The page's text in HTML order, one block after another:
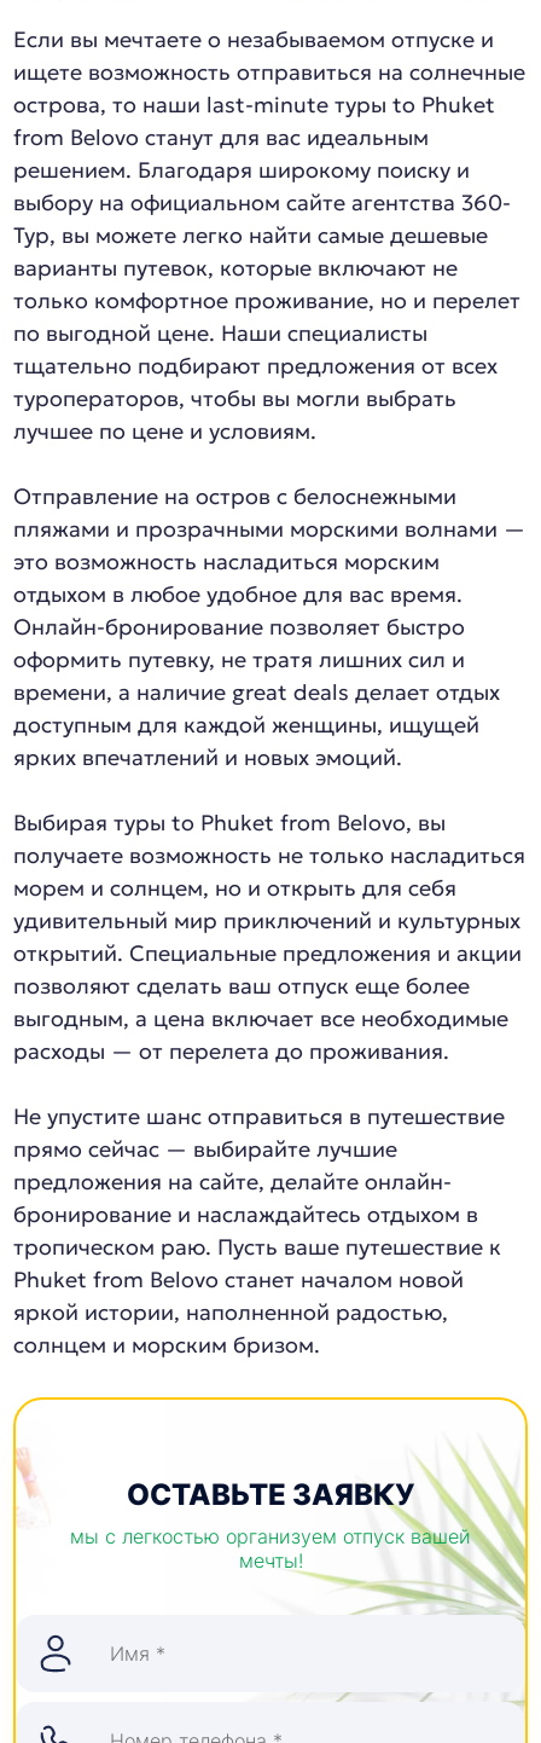
Если вы мечтаете о незабываемом отпуске и
ищете возможность отправиться на солнечные
острова, то наши last-minute туры to Phuket
from Belovo станут для вас идеальным
решением. Благодаря широкому поиску и
выбору на официальном сайте агентства 360-
Тур, вы можете легко найти самые дешевые
варианты путевок, которые включают не
только комфортное проживание, но и перелет
по выгодной цене. Наши специалисты
тщательно подбирают предложения от всех
туроператоров, чтобы вы могли выбрать
лучшее по цене и условиям.
Отправление на остров с белоснежными
пляжами и прозрачными морскими волнами —
это возможность насладиться морским
отдыхом в любое удобное для вас время.
Онлайн-бронирование позволяет быстро
оформить путевку, не тратя лишних сил и
времени, а наличие great deals делает отдых
доступным для каждой женщины, ищущей
ярких впечатлений и новых эмоций.
Выбирая туры to Phuket from Belovo, вы
получаете возможность не только насладиться
морем и солнцем, но и открыть для себя
удивительный мир приключений и культурных
открытий. Специальные предложения и акции
позволяют сделать ваш отпуск еще более
выгодным, а цена включает все необходимые
расходы — от перелета до проживания.
Не упустите шанс отправиться в путешествие
прямо сейчас — выбирайте лучшие
предложения на сайте, делайте онлайн-
бронирование и наслаждайтесь отдыхом в
тропическом раю. Пусть ваше путешествие к
Phuket from Belovo станет началом новой
яркой истории, наполненной радостью,
солнцем и морским бризом.
ОСТАВЬТЕ ЗАЯВКУ
мы с легкостью организуем отпуск вашей
мечты!